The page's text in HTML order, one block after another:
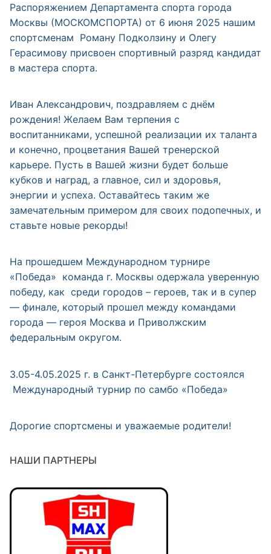
Распоряжением Департамента спорта города
Москвы (МОСКОМСПОРТА) от 6 июня 2025 нашим
спортсменам Роману Подколзину и Олегу
Герасимову присвоен спортивный разряд кандидат
в мастера спорта.
Иван Александрович, поздравляем с днём
рождения! Желаем Вам терпения с
воспитанниками, успешной реализации их таланта
и конечно, процветания Вашей тренерской
карьере. Пусть в Вашей жизни будет больше
кубков и наград, а главное, сил и здоровья,
энергии и успеха. Оставайтесь таким же
замечательным примером для своих подопечных, и
ставьте новые рекорды!
На прошедшем Международном турнире
«Победа» команда г. Москвы одержала уверенную
победу, как среди городов – героев, так и в супер
— финале, который прошел между командами
города — героя Москва и Приволжским
федеральным округом.
3.05-4.05.2025 г. в Санкт-Петербурге состоялся
Международный турнир по самбо «Победа»
Дорогие спортсмены и уважаемые родители!
НАШИ ПАРТНЕРЫ